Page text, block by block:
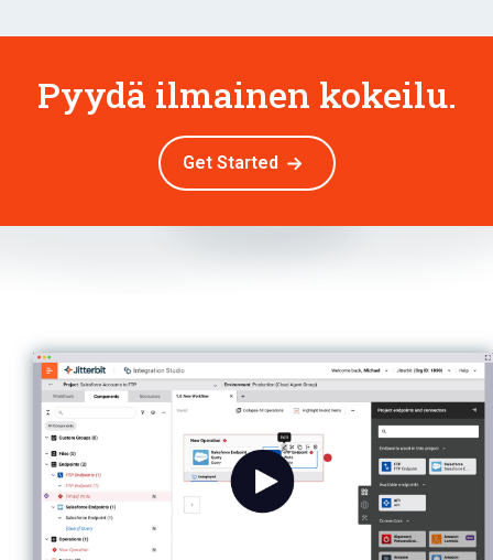
Pyydä ilmainen kokeilu.
Get Started